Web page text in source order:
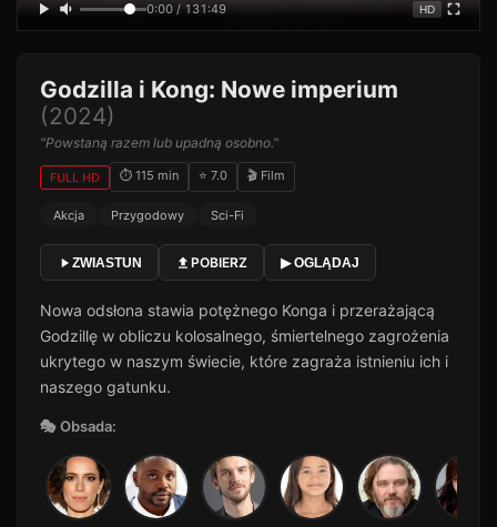
0:00 / 131:49 HD
Godzilla i Kong: Nowe imperium
(2024)
"Powstaną razem lub upadną osobno."
FULL HD ⏱ 115 min ⭐ 7.0 🎬 Film
Akcja Przygodowy Sci-Fi
ZWIASTUN POBIERZ ▶ OGLĄDAJ
Nowa odsłona stawia potężnego Konga i przerażającą
Godzillę w obliczu kolosalnego, śmiertelnego zagrożenia
ukrytego w naszym świecie, które zagraża istnieniu ich i
naszego gatunku.
🎭 Obsada: